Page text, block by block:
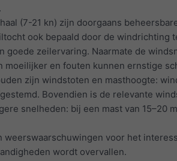
(7-21 kn) zijn doorgaans
ook bepaald door de windrichting
zeilervaring. Naarmate de
en fouten kunnen ernstige
zijn windstoten en masthoogte:
Bovendien is de relevante
snelheden: bij een mast van 15–20
voor het
wordt overvallen.